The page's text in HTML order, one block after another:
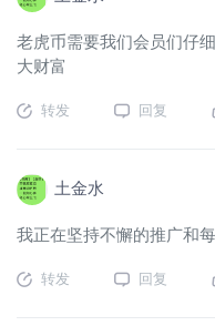
老虎币需要我们会员们仔
大财富
转发 回复
土金水
我正在坚持不懈的推广和
转发 回复